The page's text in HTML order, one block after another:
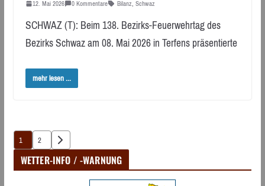
12. Mai 2026 0 Kommentare Bilanz, Schwaz
SCHWAZ (T): Beim 138. Bezirks-Feuerwehrtag des
Bezirks Schwaz am 08. Mai 2026 in Terfens präsentierte
mehr lesen ...
Seitennummerierung
der
1 2
WETTER-INFO / -WARNUNG